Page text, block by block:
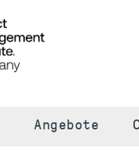
Angebote